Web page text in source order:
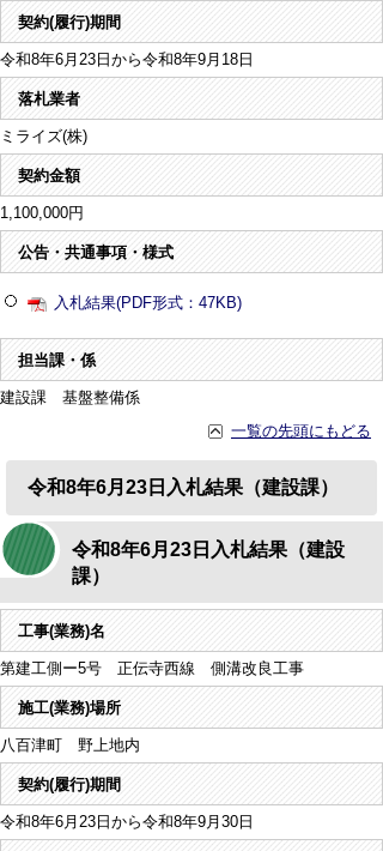
契約(履行)期間
令和8年6月23日から令和8年9月18日
落札業者
ミライズ(株)
契約金額
1,100,000円
公告・共通事項・様式
入札結果(PDF形式：47KB)
担当課・係
建設課 基盤整備係
一覧の先頭にもどる
令和8年6月23日入札結果（建設課）
令和8年6月23日入札結果（建設
課）
工事(業務)名
第建工側ー5号 正伝寺西線 側溝改良工事
施工(業務)場所
八百津町 野上地内
契約(履行)期間
令和8年6月23日から令和8年9月30日